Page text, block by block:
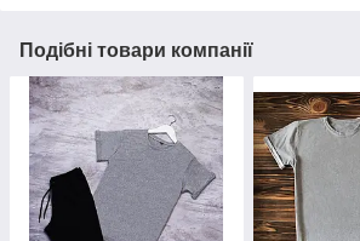
Подібні товари компанії